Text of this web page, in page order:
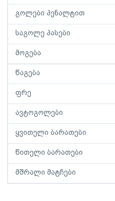
გოლები პენალტით
საგოლე პასები
მოგება
წაგება
ფრე
ავტოგოლები
ყვითელი ბარათები
წითელი ბარათები
მშრალი მატჩები